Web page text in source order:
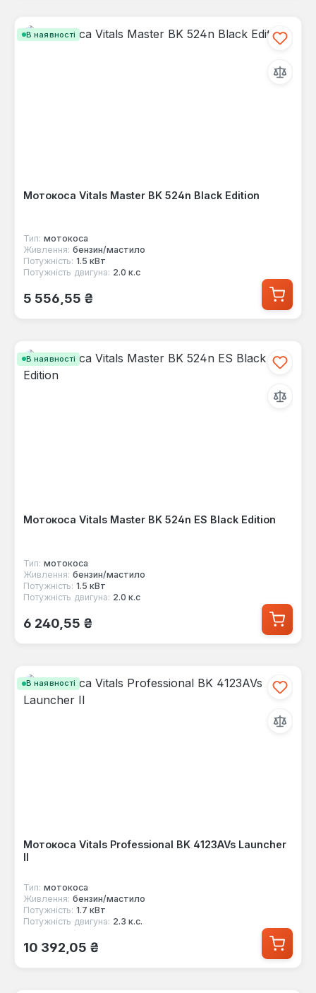
В наявності
Мотокоса Vitals Master BK 524n Black Edition
Тип: мотокоса
Живлення: бензин/мастило
Потужність: 1.5 кВт
Потужність двигуна: 2.0 к.с
Звичайна ціна:
5 556,55 ₴
В наявності
Мотокоса Vitals Master BK 524n ES Black Edition
Тип: мотокоса
Живлення: бензин/мастило
Потужність: 1.5 кВт
Потужність двигуна: 2.0 к.с
Звичайна ціна:
6 240,55 ₴
В наявності
Мотокоса Vitals Professional BK 4123AVs Launcher
II
Тип: мотокоса
Живлення: бензин/мастило
Потужність: 1.7 кВт
Потужність двигуна: 2.3 к.с.
Звичайна ціна:
10 392,05 ₴